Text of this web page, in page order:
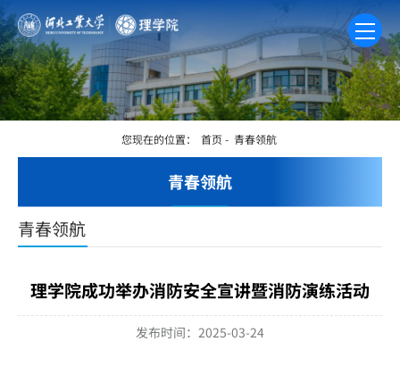
青春领航
您现在的位置： 首页 - 青春领航
青春领航
理学院成功举办消防安全宣讲暨消防演练活动
发布时间：2025-03-24